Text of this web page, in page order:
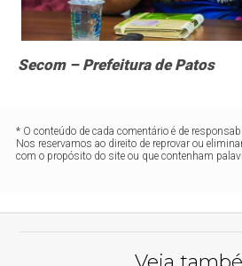
Secom – Prefeitura de Patos
* O conteúdo de cada comentário é de
Nos reservamos ao direito de reprovar ou
com o propósito do site ou que contenham